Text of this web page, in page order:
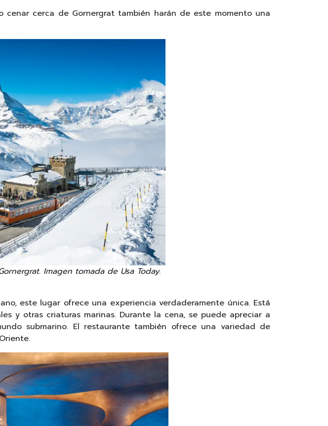
cerca de Gornergrat también harán de este momento una
Imagen tomada de Usa Today.
este lugar ofrece una experiencia verdaderamente única. Está
y otras criaturas marinas. Durante la cena, se puede apreciar a
submarino. El restaurante también ofrece una variedad de